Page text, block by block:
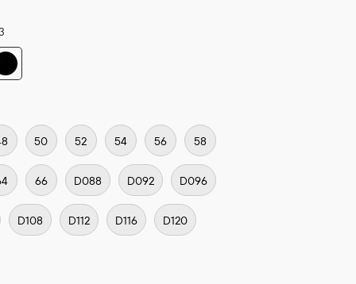
50 52 54 56 58
66 D088 D092 D096
D108 D112 D116 D120